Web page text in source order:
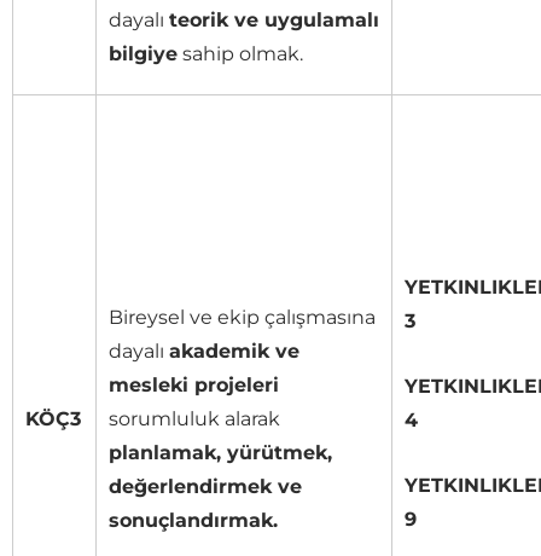
dayalı teorik ve uygulamalı
bilgiye sahip olmak.
KÖÇ3
Bireysel ve ekip çalışmasına
dayalı akademik ve
mesleki projeleri
sorumluluk alarak
planlamak, yürütmek,
değerlendirmek ve
sonuçlandırmak.
3
4
9